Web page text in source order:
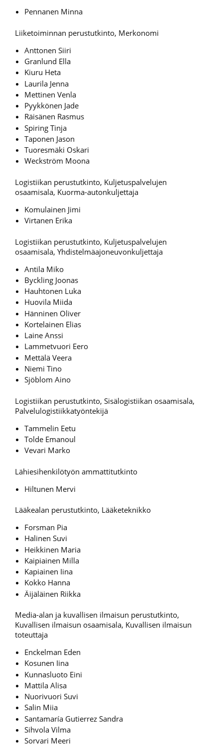
Pennanen Minna
Liiketoiminnan perustutkinto, Merkonomi
Anttonen Siiri
Granlund Ella
Kiuru Heta
Laurila Jenna
Mettinen Venla
Pyykkönen Jade
Räisänen Rasmus
Spiring Tinja
Taponen Jason
Tuoresmäki Oskari
Weckström Moona
Logistiikan perustutkinto, Kuljetuspalvelujen
osaamisala, Kuorma-autonkuljettaja
Komulainen Jimi
Virtanen Erika
Logistiikan perustutkinto, Kuljetuspalvelujen
osaamisala, Yhdistelmäajoneuvonkuljettaja
Antila Miko
Byckling Joonas
Hauhtonen Luka
Huovila Miida
Hänninen Oliver
Kortelainen Elias
Laine Anssi
Lammetvuori Eero
Mettälä Veera
Niemi Tino
Sjöblom Aino
Logistiikan perustutkinto, Sisälogistiikan osaamisala,
Palvelulogistiikkatyöntekijä
Tammelin Eetu
Tolde Emanoul
Vevari Marko
Lähiesihenkilötyön ammattitutkinto
Hiltunen Mervi
Lääkealan perustutkinto, Lääketeknikko
Forsman Pia
Halinen Suvi
Heikkinen Maria
Kaipiainen Milla
Kapiainen Iina
Kokko Hanna
Äijäläinen Riikka
Media-alan ja kuvallisen ilmaisun perustutkinto,
Kuvallisen ilmaisun osaamisala, Kuvallisen ilmaisun
toteuttaja
Enckelman Eden
Kosunen Iina
Kunnasluoto Eini
Mattila Alisa
Nuorivuori Suvi
Salin Miia
Santamaría Gutierrez Sandra
Sihvola Vilma
Sorvari Meeri